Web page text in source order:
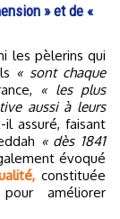
» et de «
« sont chaque
« les plus
aussi à leurs
il assuré, faisant
« dès 1841
évoqué
constituée
améliorer